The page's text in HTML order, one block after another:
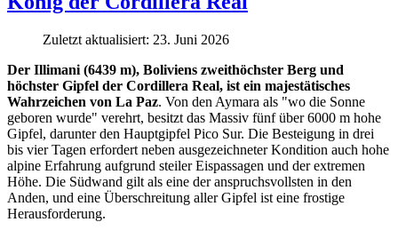
Zuletzt aktualisiert: 23. Juni 2026
Der Illimani (6439 m), Boliviens zweithöchster Berg und
höchster Gipfel der Cordillera Real, ist ein majestätisches
Wahrzeichen von La Paz. Von den Aymara als "wo die Sonne
geboren wurde" verehrt, besitzt das Massiv fünf über 6000 m hohe
Gipfel, darunter den Hauptgipfel Pico Sur. Die Besteigung in drei
bis vier Tagen erfordert neben ausgezeichneter Kondition auch hohe
alpine Erfahrung aufgrund steiler Eispassagen und der extremen
Höhe. Die Südwand gilt als eine der anspruchsvollsten in den
Anden, und eine Überschreitung aller Gipfel ist eine frostige
Herausforderung.